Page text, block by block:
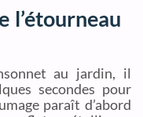
l’étourneau
au jardin, il
secondes pour
paraît d’abord